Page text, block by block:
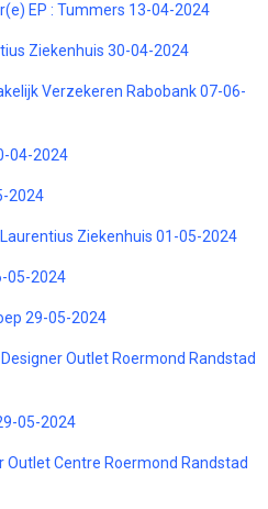
EP : Tummers 13-04-2024
Ziekenhuis 30-04-2024
Verzekeren Rabobank 07-06-
04-2024
2024
Ziekenhuis 01-05-2024
05-2024
29-05-2024
Outlet Roermond Randstad
05-2024
Centre Roermond Randstad